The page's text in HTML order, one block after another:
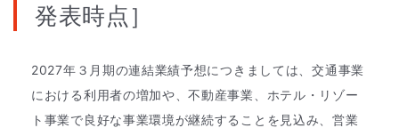
発表時点］
2027年３月期の連結業績予想につきましては、交通事業
における利用者の増加や、不動産事業、ホテル・リゾー
ト事業で良好な事業環境が継続することを見込み、営業